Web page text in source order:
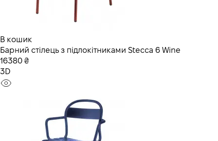
В кошик
Барний стілець з підлокітниками Stecca 6 Wine
16380 ₴
3D